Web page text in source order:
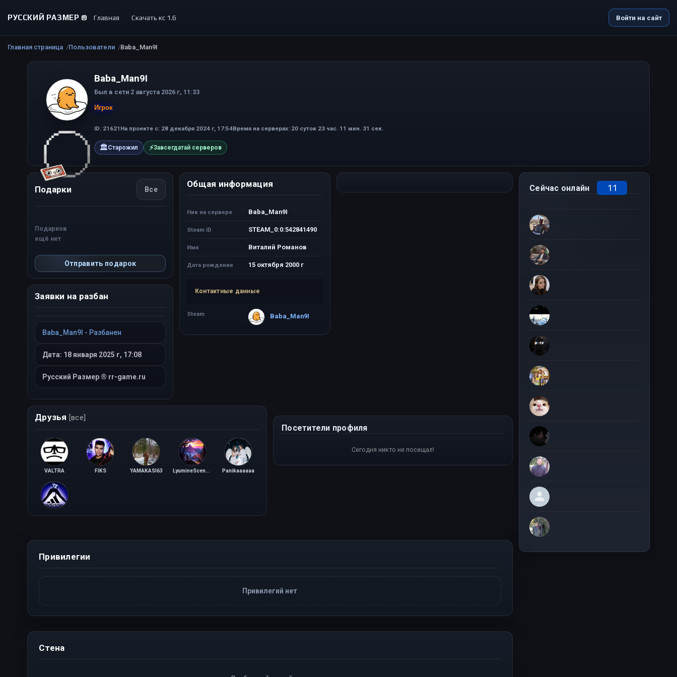
РУССКИЙ РАЗМЕР © Главная Скачать кс 1.6 Войти на сайт
Главная страница Пользователи Baba_Man9I
Baba_Man9I
Был в сети 2 августа 2026 г, 11:33
Игрок
ID: 21621 На проекте с: 28 декабря 2024 г, 17:54Время на серверах: 20 суток 23 час. 11 мин. 31 сек.
🏛Старожил ⚡Завсегдатай серверов
Подарки Все
Подарков
ещё нет
Отправить подарок
Заявки на разбан
Baba_Man9I - Разбанен
Дата: 18 января 2025 г, 17:08
Русский Размер ® rr-game.ru
Общая информация
Ник на сервере Baba_Man9I
Steam ID STEAM_0:0:542841490
Имя Виталий Романов
Дата рождения 15 октября 2000 г
Контактные данные
Steam Baba_Man9I
Друзья [все]
VALTRA FIKS YAMAKASI63 LyumineScenciya Panikaaaaaa
6am6y4a
Посетители профиля
Сегодня никто не посещал!
Сейчас онлайн 11
Привилегии
Привилегий нет
Стена